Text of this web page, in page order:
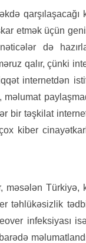
qarşılaşacağı
etmək üçün
də
qalır, çünki
internetdən
bir təşkilat
kiber
məsələn Türkiyə,
təhlükəsizlik
infeksiyası